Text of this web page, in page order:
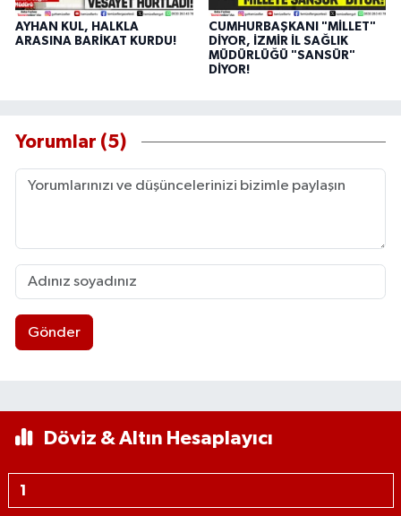
AYHAN KUL, HALKLA
ARASINA BARİKAT KURDU!
CUMHURBAŞKANI "MİLLET"
DİYOR, İZMİR İL SAĞLIK
MÜDÜRLÜĞÜ "SANSÜR"
DİYOR!
Yorumlar (5)
Gönder
Döviz & Altın Hesaplayıcı